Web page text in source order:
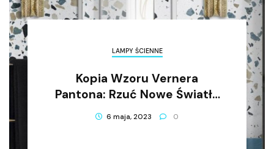
LAMPY ŚCIENNE
Kopia Wzoru Vernera
Pantona: Rzuć Nowe Światło
Na Swoje Wnętrze!
6 maja, 2023 0